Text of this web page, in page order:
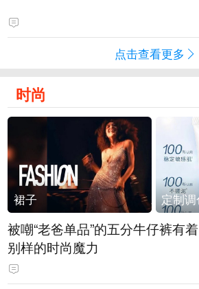
点击查看更多
时尚
裙子
被嘲“老爸单品”的五分牛仔裤有着
别样的时尚魔力